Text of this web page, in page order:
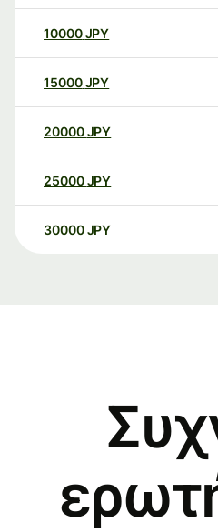
10000 JPY
15000 JPY
20000 JPY
25000 JPY
30000 JPY